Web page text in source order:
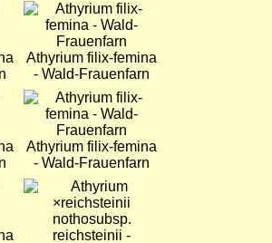
Bild
Athyrium filix-femina
- Wald-Frauenfarn
Bild
Athyrium filix-femina
- Wald-Frauenfarn
Bild